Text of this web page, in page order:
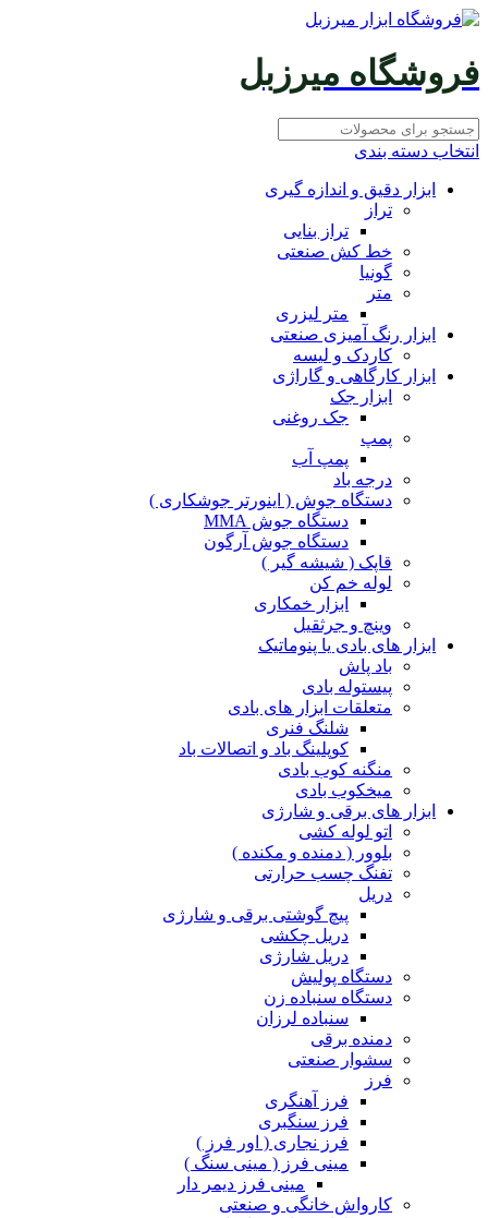
فروشگاه میرزبل
انتخاب دسته بندی
ابزار دقیق و اندازه گیری
تراز
تراز بنایی
خط کش صنعتی
گونیا
متر
متر لیزری
ابزار رنگ آمیزی صنعتی
کاردک و لیسه
ابزار کارگاهی و گاراژی
ابزار جک
جک روغنی
پمپ
پمپ آب
درجه باد
دستگاه جوش ( اینورتر جوشکاری )
دستگاه جوش MMA
دستگاه جوش آرگون
قاپک ( شیشه گیر )
لوله خم کن
ابزار خمکاری
وینچ و جرثقیل
ابزار های بادی یا پنوماتیک
باد پاش
پیستوله بادی
متعلقات ابزار های بادی
شلنگ فنری
کوپلینگ باد و اتصالات باد
منگنه کوب بادی
میخکوب بادی
ابزار های برقی و شارژی
اتو لوله کشی
بلوور ( دمنده و مکنده )
تفنگ چسب حرارتی
دریل
پیچ گوشتی برقی و شارژی
دریل چکشی
دریل شارژی
دستگاه پولیش
دستگاه سنباده زن
سنباده لرزان
دمنده برقی
سشوار صنعتی
فرز
فرز آهنگری
فرز سنگبری
فرز نجاری ( اور فرز )
مینی فرز ( مینی سنگ )
مینی فرز دیمر دار
کارواش خانگی و صنعتی